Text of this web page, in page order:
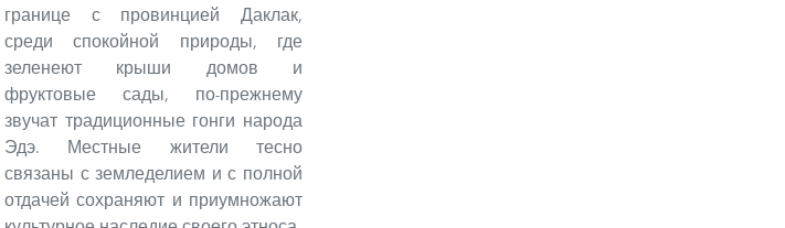
границе с провинцией Даклак,
среди спокойной природы, где
зеленеют крыши домов и
фруктовые сады, по-прежнему
звучат традиционные гонги народа
Эдэ. Местные жители тесно
связаны с земледелием и с полной
отдачей сохраняют и приумножают